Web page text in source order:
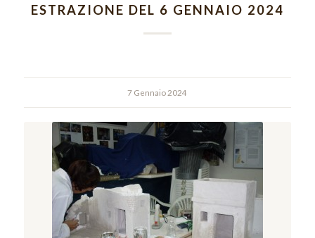
ESTRAZIONE DEL 6 GENNAIO 2024
7 Gennaio 2024